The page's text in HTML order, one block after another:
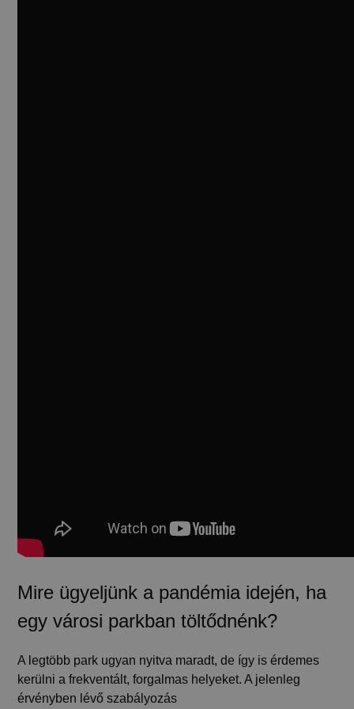
Mire ügyeljünk a pandémia idején, ha
egy városi parkban töltődnénk?
A legtöbb park ugyan nyitva maradt, de így is érdemes
kerülni a frekventált, forgalmas helyeket. A jelenleg
érvényben lévő szabályozás